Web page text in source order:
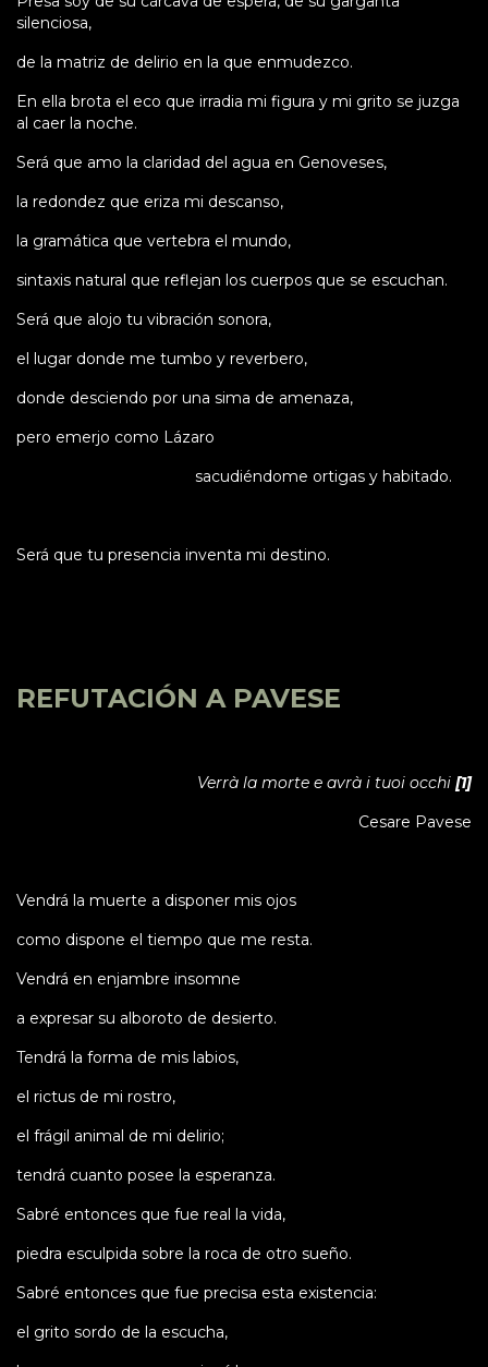
silenciosa,
de la matriz de delirio en la que enmudezco.
En ella brota el eco que irradia mi figura y mi grito se juzga
al caer la noche.
Será que amo la claridad del agua en Genoveses,
la redondez que eriza mi descanso,
la gramática que vertebra el mundo,
sintaxis natural que reflejan los cuerpos que se escuchan.
Será que alojo tu vibración sonora,
el lugar donde me tumbo y reverbero,
donde desciendo por una sima de amenaza,
pero emerjo como Lázaro
sacudiéndome ortigas y habitado.
Será que tu presencia inventa mi destino.
REFUTACIÓN A PAVESE
Verrà la morte e avrà i tuoi occhi [1]
Cesare Pavese
Vendrá la muerte a disponer mis ojos
como dispone el tiempo que me resta.
Vendrá en enjambre insomne
a expresar su alboroto de desierto.
Tendrá la forma de mis labios,
el rictus de mi rostro,
el frágil animal de mi delirio;
tendrá cuanto posee la esperanza.
Sabré entonces que fue real la vida,
piedra esculpida sobre la roca de otro sueño.
Sabré entonces que fue precisa esta existencia:
el grito sordo de la escucha,